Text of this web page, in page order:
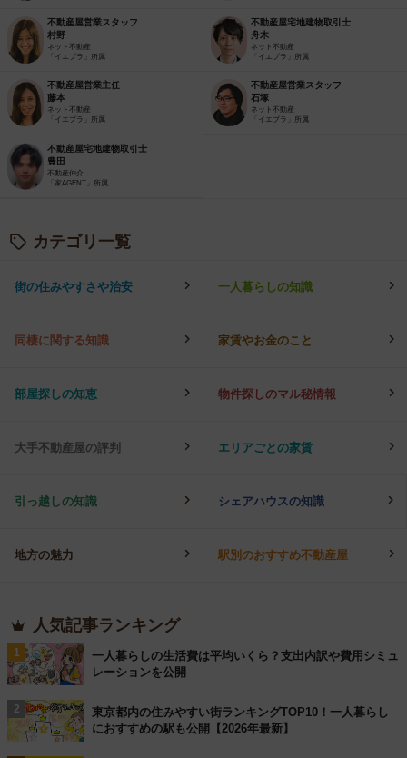
不動産屋営業スタッフ
村野
ネット不動産
「イエプラ」所属
不動産屋宅地建物取引士
舟木
ネット不動産
「イエプラ」所属
不動産屋営業主任
藤本
ネット不動産
「イエプラ」所属
不動産屋営業スタッフ
石塚
ネット不動産
「イエプラ」所属
不動産屋宅地建物取引士
豊田
不動産仲介
「家AGENT」所属
カテゴリ一覧
街の住みやすさや治安 一人暮らしの知識
同棲に関する知識 家賃やお金のこと
部屋探しの知恵 物件探しのマル秘情報
大手不動産屋の評判 エリアごとの家賃
引っ越しの知識 シェアハウスの知識
地方の魅力 駅別のおすすめ不動産屋
人気記事ランキング
1
一人暮らしの生活費は平均いくら？支出内訳や費用シミュ
レーションを公開
2
東京都内の住みやすい街ランキングTOP10！一人暮らし
におすすめの駅も公開【2026年最新】